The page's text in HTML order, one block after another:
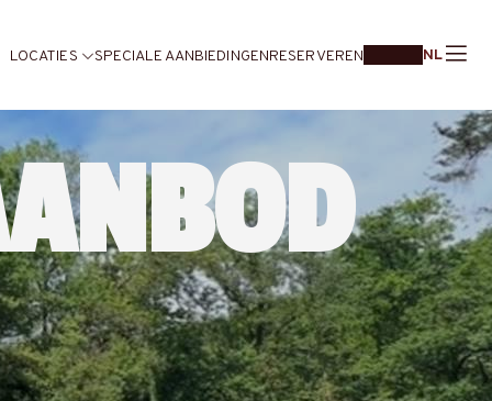
LOCATIES SPECIALE AANBIEDINGENRESERVEREN NL